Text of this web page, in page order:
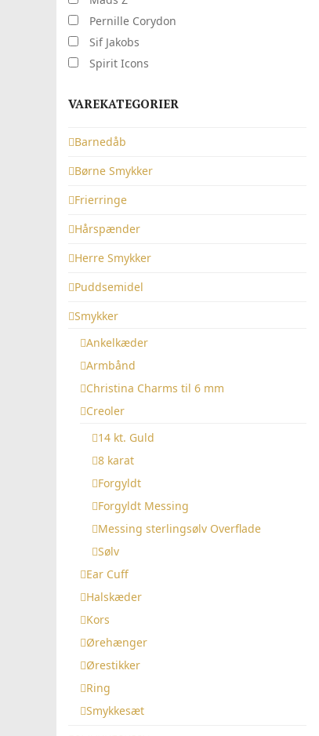
Pernille Corydon
Sif Jakobs
Spirit Icons
VAREKATEGORIER
Barnedåb
Børne Smykker
Frierringe
Hårspænder
Herre Smykker
Puddsemidel
Smykker
Ankelkæder
Armbånd
Christina Charms til 6 mm
Creoler
14 kt. Guld
8 karat
Forgyldt
Forgyldt Messing
Messing sterlingsølv Overflade
Sølv
Ear Cuff
Halskæder
Kors
Ørehænger
Ørestikker
Ring
Smykkesæt